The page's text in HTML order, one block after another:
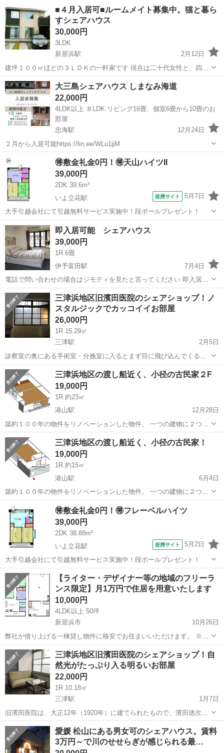
福音寺駅 シェアハウス
■４月入居可■ルームメイト募集中。猫と暮ら
すシェアハウス
30,000円
3LDK
新居浜駅
2月12日
建坪１００㎡ほどの３ＬＤＫの一軒家です 現在は二十代女性と、四十
代男性、猫とうさぎちゃんが入居中。 １部屋空きがあります。 部屋は
個室（鍵付き） 収納も充分なクローゼットがあります 築年数も割と浅
く綺麗なので快...
愛媛 新居浜市 新居浜駅 シェアハウス 初期
大三島シェアハウス しまなみ海道
22,000円
4LDK以上 ８LDK.リビング16畳、個室6畳から10畳のお
部屋
忠海駅
12月24日
２月から入居可能https://lin.ee/WLu1jjM
愛媛 忠海駅 シェアハウス
🉐敷金礼金0円！🉐天山ハイツII
39,000円
2DK 39.6m²
いよ立花駅
提携サイト 5月7日
大手引越会社にて引越無料サービス実施中！段ボールプレゼント！
愛媛 松山市 いよ立花駅 シェアハウス
即入居可能 シェアハウス
39,000円
1R 6畳
伊予富田駅
7月4日
電話で問い合わせの場合はジモティを見たと言ってください 即入居可
能 建坪50坪ほどの一軒家の二階部分の一部屋です 6畳スペースですが
天井が高いので体感広く感じます 収納は十分入るクローゼットがあり
ます まだ綺麗...
愛媛 今治市 伊予富田駅 シェアハウス
三津浜地区旧濱田医院のシェアショップ！ノ
スタルジックでカッコイイお部屋
26,000円
1R 15.29㎡
三津駅
2月5日
診察室の奥にある手術室・分娩室に入るとまず目に飛び込んでくるレ
トロな照明は、大正時代に使われていたもの。この部屋の雰囲気をよ
り一層おしゃれな空間に仕上げてくれます。 レトロな飾りガラスもか
わいいです！ また、部屋の奥...
愛媛 松山市 三津駅 シェアハウス 明治時代
三津浜地区の渡し船近く、小径の古民家２F
19,000円
1R 約23㎡
港山駅
12月28日
築約１００年の物件をリノベーションした物件。 一つの建物に２つテ
ナントが入るシェアショップ。 電気やトイレなどはすぐに使える状態
になっています。 シェアショップのため、共同トイレ、共同水道で
す。 もともと使わ...
愛媛 松山市 港山駅 シェアハウス 物件
三津浜地区の渡し船近く、小径の古民家！
19,000円
1R 約15㎡
港山駅
6月4日
築約１００年の物件をリノベーションした物件。 一つの建物に２つテ
ナントが入るシェアショップ。 電気やトイレなどすぐに使える状態に
なっています。 床や壁など借主さんの好きなように改装OKです！ 火
の使用がで...
愛媛 港山駅 シェアハウス
🉐敷金礼金0円！🉐フレーベルハイツ
39,000円
2DK 38.88m²
いよ立花駅
提携サイト 5月2日
大手引越会社にて引越無料サービス実施中！段ボールプレゼント！
愛媛 松山市 いよ立花駅 シェアハウス
【ライター・デザイナー等の地域のフリーラ
ンス限定】月1万円で住居を用意いたします
10,000円
4LDK以上 50坪
新居浜市
10月26日
弊社が借り上げる一棟貸し物件に格安でお住まいいただけます。 ※光
熱費はみんなで割ります その代わり、弊社で新しく開設予定の新居浜
コワーキング・シェアオフィスの立ち上げ業務の一部を無理のない範
囲でご協力いただければ幸いです。...
愛媛 新居浜市 シェアハウス フリーランス
三津浜地区旧濱田医院のシェアショップ！自
然光がたっぷり入る明るいお部屋
22,000円
1R 10.18㎡
三津駅
1月7日
旧濱田医院は、大正12年（1920年）に建てられたもので、濱田徳次郎
さんによって昭和４７年（1972年）まで産婦人科として使われていま
した。 明治時代から流行した洋風建築様式の影響を受けたといわれる
建物です。 大きな...
愛媛 松山市 三津駅 シェアハウス
愛媛 松山にある男女可のシェアハウス。賃料
3万円～で川のせせらぎが感じられる最…